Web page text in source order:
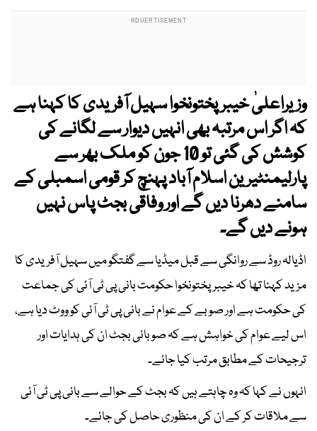
وزیراعلیٰ خیبرپختونخوا سہیل آفریدی کا کہنا ہے
کہ اگر اس مرتبہ بھی انہیں دیوار سے لگانے کی
کوشش کی گئی تو 10 جون کو ملک بھر سے
پارلیمنٹیرین اسلام آباد پہنچ کر قومی اسمبلی کے
سامنے دھرنا دیں گے اور وفاقی بجٹ پاس نہیں
ہونے دیں گے۔
اڈیالہ روڈ سے روانگی سے قبل میڈیا سے گفتگو میں سہیل آفریدی کا
مزید کہنا تھا کہ خیبرپختونخوا حکومت بانی پی ٹی آئی کی جماعت
کی حکومت ہے اور صوبے کے عوام نے بانی پی ٹی آئی کو ووٹ دیا ہے،
اس لیے عوام کی خواہش ہے کہ صوبائی بجٹ ان کی ہدایات اور
ترجیحات کے مطابق مرتب کیا جائے۔
انہوں نے کہا کہ وہ چاہتے ہیں کہ بجٹ کے حوالے سے بانی پی ٹی آئی
سے ملاقات کر کے ان کی منظوری حاصل کی جائے۔